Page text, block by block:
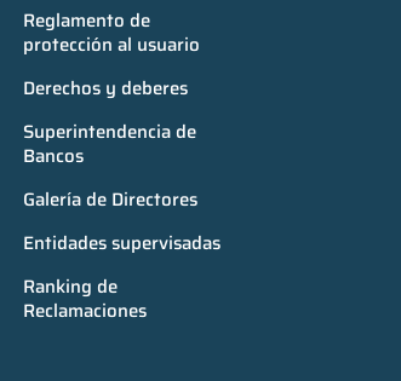
Reglamento de
protección al usuario
Derechos y deberes
Superintendencia de
Bancos
Galería de Directores
Entidades supervisadas
Ranking de
Reclamaciones